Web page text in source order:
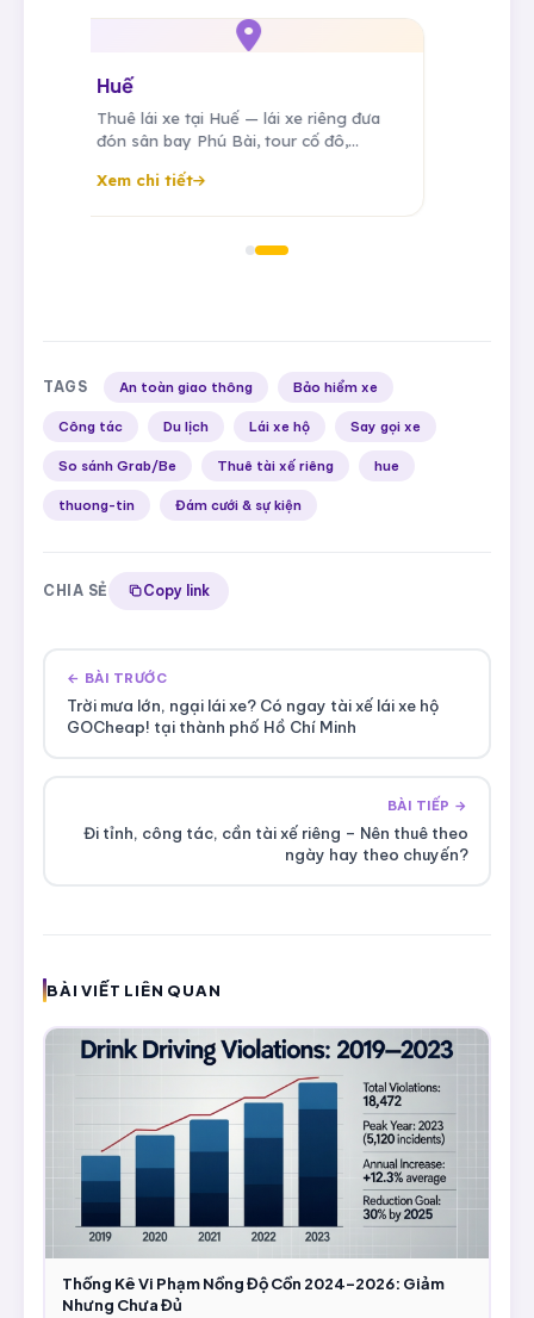
Huế
Thuê lái xe tại Huế — lái xe riêng đưa
đón sân bay Phú Bài, tour cố đô,
ngày.
Xem chi tiết
TAGS An toàn giao thông Bảo hiểm xe
Công tác Du lịch Lái xe hộ Say gọi xe
So sánh Grab/Be Thuê tài xế riêng hue
thuong-tin Đám cưới & sự kiện
CHIA SẺ Copy link
← BÀI TRƯỚC
Trời mưa lớn, ngại lái xe? Có ngay tài xế lái xe hộ
GOCheap! tại thành phố Hồ Chí Minh
BÀI TIẾP →
Đi tỉnh, công tác, cần tài xế riêng – Nên thuê theo
ngày hay theo chuyến?
BÀI VIẾT LIÊN QUAN
Thống Kê Vi Phạm Nồng Độ Cồn 2024-2026: Giảm
Nhưng Chưa Đủ